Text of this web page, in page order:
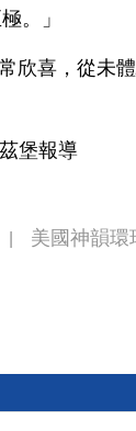
。」
欣喜，從未
堡報導
美國神韻環